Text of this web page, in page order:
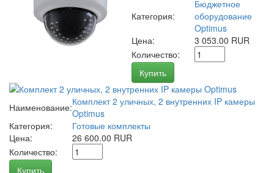
Категория:
Бюджетное
оборудование
Optimus
Цена:
3 053.00 RUR
Количество:
Купить
Наименование:Комплект 2 уличных, 2 внутренних IP камеры
Optimus
Категория:
Готовые комплекты
Цена:
26 600.00 RUR
Количество:
Купить